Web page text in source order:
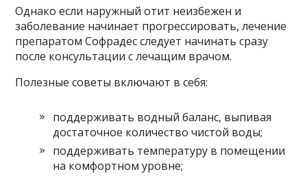
Однако если наружный отит неизбежен и
заболевание начинает прогрессировать, лечение
препаратом Софрадес следует начинать сразу
после консультации с лечащим врачом.
Полезные советы включают в себя:
поддерживать водный баланс, выпивая
достаточное количество чистой воды;
поддерживать температуру в помещении
на комфортном уровне;